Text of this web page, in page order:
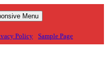
Menu
Policy Sample Page